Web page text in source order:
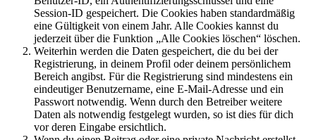
Session-ID gespeichert. Die Cookies haben standardmäßig
eine Gültigkeit von einem Jahr. Alle Cookies kannst du
jederzeit über die Funktion „Alle Cookies löschen“ löschen.
Weiterhin werden die Daten gespeichert, die du bei der
Registrierung, in deinem Profil oder deinem persönlichem
Bereich angibst. Für die Registrierung sind mindestens ein
eindeutiger Benutzername, eine E-Mail-Adresse und ein
Passwort notwendig. Wenn durch den Betreiber weitere
Daten als notwendig festgelegt wurden, so ist dies für dich
vor deren Eingabe ersichtlich.